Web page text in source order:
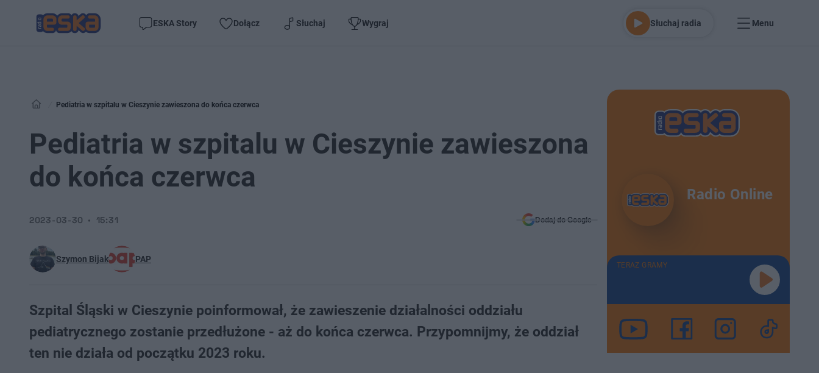
ESKA Story Dołącz Słuchaj Wygraj Słuchaj radia Menu
Pediatria w szpitalu w Cieszynie zawieszona do końca czerwca
Pediatria w szpitalu w Cieszynie zawieszona
do końca czerwca
Szymon Bijak PAP
2023-03-30 15:31 Dodaj do Google
Szpital Śląski w Cieszynie poinformował, że zawieszenie działalności oddziału
pediatrycznego zostanie przedłużone - aż do końca czerwca. Przypomnijmy, że oddział
ten nie działa od początku 2023 roku.
Radio Online
TERAZ GRAMY